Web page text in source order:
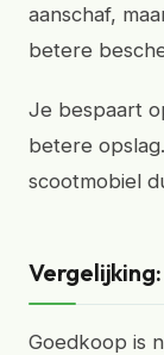
aanschaf,
betere
Je bespaart
betere
scootmobiel
Goedkoop is